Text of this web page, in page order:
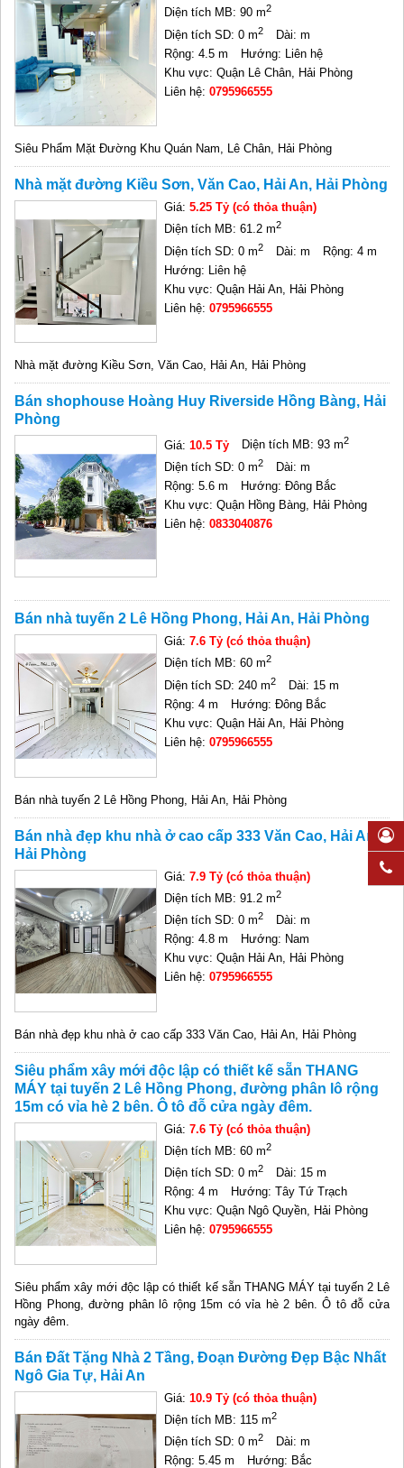
Diện tích MB: 90 m2
Diện tích SD: 0 m2
Dài: m
Rộng: 4.5 m
Hướng: Liên hệ
Khu vực: Quận Lê Chân, Hải Phòng
Liên hệ:0795966555
Siêu Phẩm Mặt Đường Khu Quán Nam, Lê Chân, Hải Phòng
Nhà mặt đường Kiều Sơn, Văn Cao, Hải An, Hải Phòng
Giá:5.25 Tỷ (có thỏa thuận)
Diện tích MB: 61.2 m2
Diện tích SD: 0 m2 Dài: m
Rộng: 4 m
Hướng: Liên hệ
Khu vực: Quận Hải An, Hải Phòng
Liên hệ:0795966555
Nhà mặt đường Kiều Sơn, Văn Cao, Hải An, Hải Phòng
Bán shophouse Hoàng Huy Riverside Hồng Bàng, Hải
Phòng
Giá:10.5 Tỷ Diện tích MB: 93 m2
Diện tích SD: 0 m2
Dài: m
Rộng: 5.6 m
Hướng: Đông Bắc
Khu vực: Quận Hồng Bàng, Hải Phòng
Liên hệ:0833040876
Bán nhà tuyến 2 Lê Hồng Phong, Hải An, Hải Phòng
Giá:7.6 Tỷ (có thỏa thuận)
Diện tích MB: 60 m2
Diện tích SD: 240 m2
Dài: 15 m
Rộng: 4 m
Hướng: Đông Bắc
Khu vực: Quận Hải An, Hải Phòng
Liên hệ:0795966555
Bán nhà tuyến 2 Lê Hồng Phong, Hải An, Hải Phòng
Bán nhà đẹp khu nhà ở cao cấp 333 Văn Cao, Hải An,
Hải Phòng
Giá:7.9 Tỷ (có thỏa thuận)
Diện tích MB: 91.2 m2
Diện tích SD: 0 m2
Dài: m
Rộng: 4.8 m
Hướng: Nam
Khu vực: Quận Hải An, Hải Phòng
Liên hệ:0795966555
Bán nhà đẹp khu nhà ở cao cấp 333 Văn Cao, Hải An, Hải Phòng
Siêu phẩm xây mới độc lập có thiết kế sẵn THANG
MÁY tại tuyến 2 Lê Hồng Phong, đường phân lô rộng
15m có vỉa hè 2 bên. Ô tô đỗ cửa ngày đêm.
Giá:7.6 Tỷ (có thỏa thuận)
Diện tích MB: 60 m2
Diện tích SD: 0 m2
Dài: 15 m
Rộng: 4 m
Hướng: Tây Tứ Trạch
Khu vực: Quận Ngô Quyền, Hải Phòng
Liên hệ:0795966555
Siêu phẩm xây mới độc lập có thiết kế sẵn THANG MÁY tại tuyến 2 Lê
Hồng Phong, đường phân lô rộng 15m có vỉa hè 2 bên. Ô tô đỗ cửa
ngày đêm.
Bán Đất Tặng Nhà 2 Tầng, Đoạn Đường Đẹp Bậc Nhất
Ngô Gia Tự, Hải An
Giá:10.9 Tỷ (có thỏa thuận)
Diện tích MB: 115 m2
Diện tích SD: 0 m2
Dài: m
Rộng: 5.45 m
Hướng: Bắc